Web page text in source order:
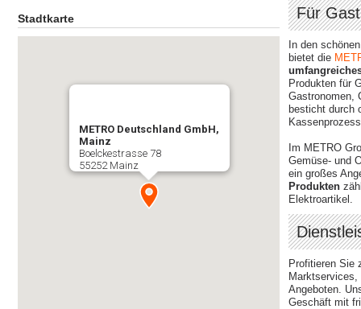
Stadtkarte
METRO Deutschland GmbH,
Mainz
Boelckestrasse 78
55252 Mainz
Für
In den
bietet die
Produkten für
Gastronomen,
besticht durch
Im METRO
Gemüse- und
ein großes
Produkten
Elektroartikel.
Profitieren Sie
Marktservices,
Angeboten.
Geschäft mit